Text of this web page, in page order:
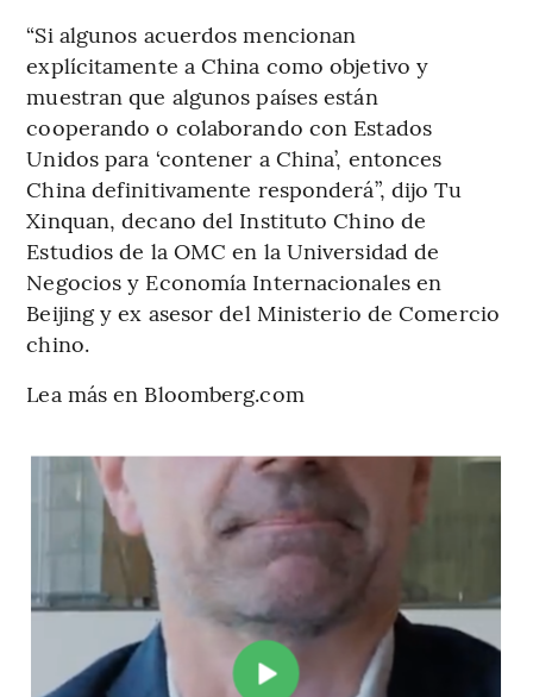
“Si algunos acuerdos mencionan
explícitamente a China como objetivo y
muestran que algunos países están
cooperando o colaborando con Estados
Unidos para ‘contener a China’, entonces
China definitivamente responderá”, dijo Tu
Xinquan, decano del Instituto Chino de
Estudios de la OMC en la Universidad de
Negocios y Economía Internacionales en
Beijing y ex asesor del Ministerio de Comercio
chino.
Lea más en Bloomberg.com